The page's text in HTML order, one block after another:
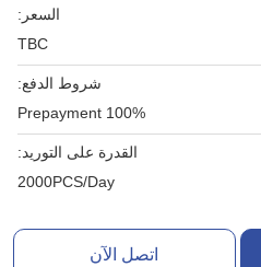
السعر:
TBC
شروط الدفع:
100% Prepayment
القدرة على التوريد:
2000PCS/Day
اتصل الآن